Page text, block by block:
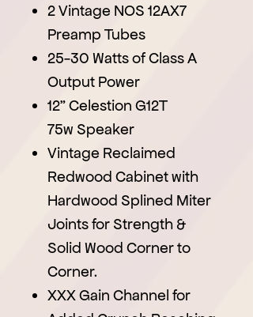
2 Vintage NOS 12AX7
Preamp Tubes
25-30 Watts of Class A
Output Power
12" Celestion G12T
75w Speaker
Vintage Reclaimed
Redwood Cabinet with
Hardwood Splined Miter
Joints for Strength &
Solid Wood Corner to
Corner.
XXX Gain Channel for